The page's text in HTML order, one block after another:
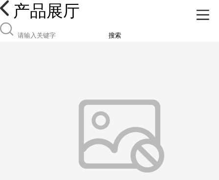
产品展厅
搜索